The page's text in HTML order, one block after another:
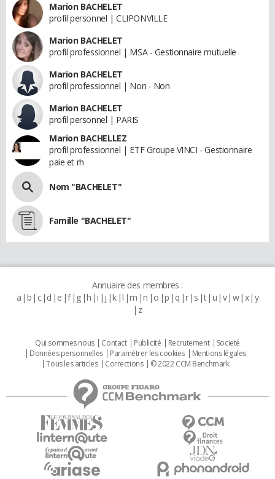
Marion BACHELET
profil personnel | CLIPONVILLE
Marion BACHELET
profil professionnel | MSA - Gestionnaire mutuelle
Marion BACHELET
profil professionnel | Non - Non
Marion BACHELET
profil personnel | PARIS
Marion BACHELLEZ
profil professionnel | ETF Groupe VINCI - Gestionnaire
paie et rh
Nom "BACHELET"
Famille "BACHELET"
Annuaire des membres :
a b c d e f g h i j k l m n o p q r s t u v w x y
z
Qui sommes nous Contact Publicité Recrutement
Societé
Données personnelles
Paramétrer les cookies
Mentions légales
Tous les articles
Corrections © 2022 CCM Benchmark